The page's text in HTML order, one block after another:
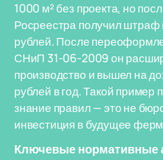
1000 м² без проекта, но
Росреестра получил штраф
рублей. После
СНиП 31-06-2009 он
производство и вышел на
рублей в год. Такой пример
знание правил — это не
инвестиция в будущее
Ключевые нормативные